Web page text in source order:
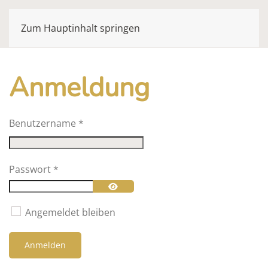
Zum Hauptinhalt springen
Anmeldung
Benutzername *
Passwort *
Passwort anzeigen
Angemeldet bleiben
Anmelden